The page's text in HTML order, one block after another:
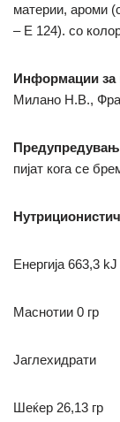
материи, ароми
– Е 124). со
Информации за
Милано Н.В.,
пијат кога се
Енергија 663,3
Маснотии 0 гр
Јаглехидрати
Шеќер 26,13 гр